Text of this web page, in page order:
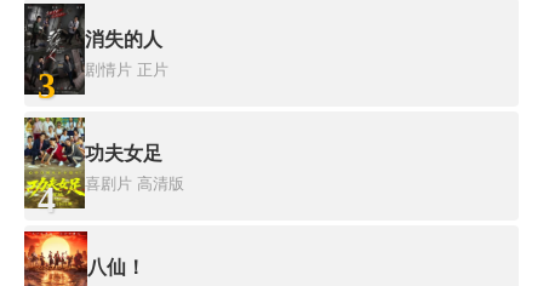
3
消失的人
剧情片 正片
4
功夫女足
喜剧片 高清版
八仙！